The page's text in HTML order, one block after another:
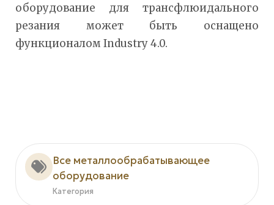
оборудование для трансфлюидального
резания может быть оснащено
функционалом Industry 4.0.
Все металлообрабатывающее
оборудование
Категория